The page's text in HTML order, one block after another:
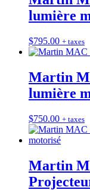
lumière
$795.00 + taxes
Martin
lumière
$750.00 + taxes
Martin